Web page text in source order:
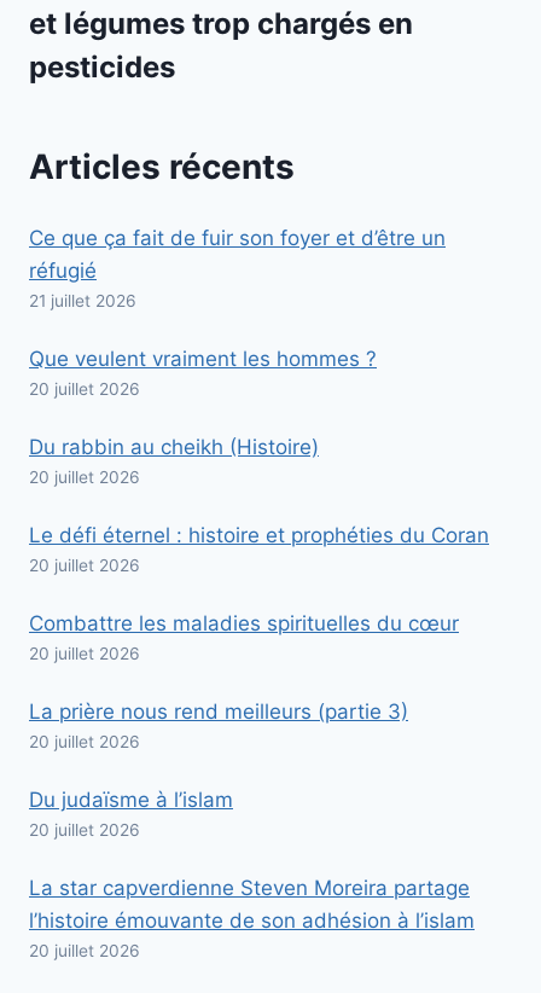
et légumes trop chargés en
pesticides
Articles récents
Ce que ça fait de fuir son foyer et d’être un
réfugié
21 juillet 2026
Que veulent vraiment les hommes ?
20 juillet 2026
Du rabbin au cheikh (Histoire)
20 juillet 2026
Le défi éternel : histoire et prophéties du Coran
20 juillet 2026
Combattre les maladies spirituelles du cœur
20 juillet 2026
La prière nous rend meilleurs (partie 3)
20 juillet 2026
Du judaïsme à l’islam
20 juillet 2026
La star capverdienne Steven Moreira partage
l’histoire émouvante de son adhésion à l’islam
20 juillet 2026